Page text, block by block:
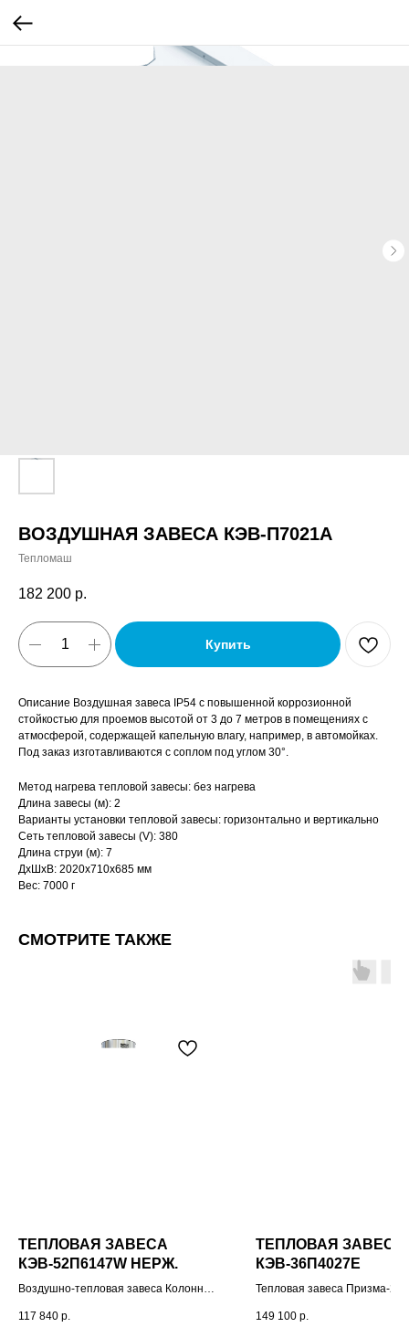
ВОЗДУШНАЯ ЗАВЕСА КЭВ-П7021A
Тепломаш
182 200 р.
Купить
Описание Воздушная завеса IP54 с повышенной коррозионной
стойкостью для проемов высотой от 3 до 7 метров в помещениях с
атмосферой, содержащей капельную влагу, например, в автомойках.
Под заказ изготавливаются с соплом под углом 30°.
Метод нагрева тепловой завесы: без нагрева
Длина завесы (м): 2
Варианты установки тепловой завесы: горизонтально и вертикально
Сеть тепловой завесы (V): 380
Длина струи (м): 7
ДxШxВ: 2020x710x685 мм
Вес: 7000 г
СМОТРИТЕ ТАКЖЕ
ТЕПЛОВАЯ ЗАВЕСА
КЭВ-52П6147W НЕРЖ.
Воздушно-тепловая завеса Колонна
управления HL18, паспорт.
117 840 р.
ТЕПЛОВАЯ ЗАВЕСА
КЭВ-36П4027Е
Тепловая завеса Призма-2,
149 100 р.